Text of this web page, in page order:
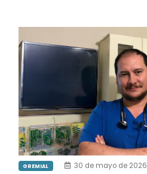
GREMIAL 30 de mayo de 2026